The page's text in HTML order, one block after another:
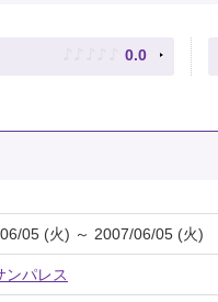
♪ ♪ ♪ ♪ ♪ 0.0
05 (火) ～ 2007/06/05 (火)
ンパレス